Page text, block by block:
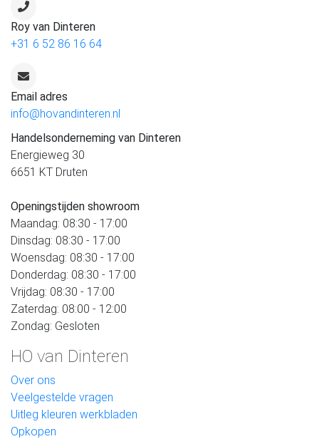
Roy van Dinteren
+31 6 52 86 16 64
Email adres
info@hovandinteren.nl
Handelsonderneming van Dinteren
Energieweg 30
6651 KT Druten
Openingstijden showroom
Maandag: 08:30 - 17:00
Dinsdag: 08:30 - 17:00
Woensdag: 08:30 - 17:00
Donderdag: 08:30 - 17:00
Vrijdag: 08:30 - 17:00
Zaterdag: 08:00 - 12:00
Zondag: Gesloten
HO van Dinteren
Over ons
Veelgestelde vragen
Uitleg kleuren werkbladen
Opkopen